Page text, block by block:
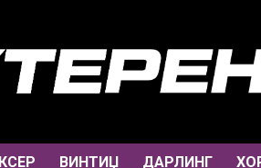
ВИНТИЏ ДАРЛИНГ